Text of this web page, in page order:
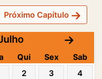
Próximo Capítulo
Qui Sex
Sab
2 3
4